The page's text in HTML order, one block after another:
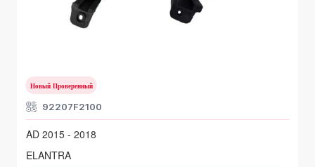
Новый Проверенный
92207F2100
AD 2015 - 2018
ELANTRA